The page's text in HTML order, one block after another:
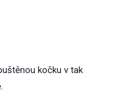
kočku v tak